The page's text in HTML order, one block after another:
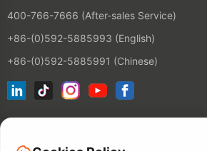
400-766-7666 (After-sales Service)
+86-(0)592-5885993 (English)
+86-(0)592-5885991 (Chinese)